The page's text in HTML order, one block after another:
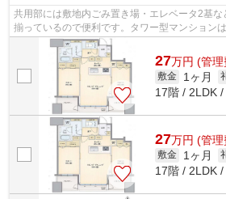
共用部には敷地内ごみ置き場・エレベータ2基
揃っているので便利です。タワー型マンション
いので開放的です。徒歩3分で駅にアク...
27万円 (管理
敷金 1ヶ月
17階 / 2LDK /
27万円 (管理
敷金 1ヶ月
17階 / 2LDK /